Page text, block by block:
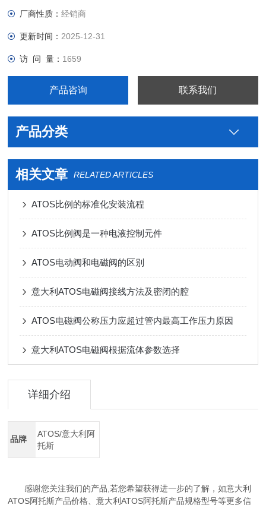
厂商性质：经销商
更新时间： 2025-12-31
访 问 量： 1659
产品咨询 联系我们
产品分类
相关文章 RELATED ARTICLES
ATOS比例的标准化安装流程
ATOS比例阀是一种电液控制元件
ATOS电动阀和电磁阀的区别
意大利ATOS电磁阀接线方法及密闭的腔
ATOS电磁阀公称压力应超过管内最高工作压力原因
意大利ATOS电磁阀根据流体参数选择
详细介绍
品牌
ATOS/意大利阿
托斯
感谢您关注我们的产品,若您希望获得进一步的了解，如意大利
ATOS阿托斯产品价格、意大利ATOS阿托斯产品规格型号等更多信